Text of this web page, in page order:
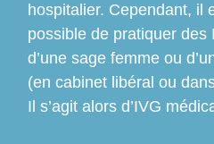
hospitalier. Cependant, il
possible de pratiquer des
d’une sage femme ou
(en cabinet libéral ou
Il s’agit alors d’IVG